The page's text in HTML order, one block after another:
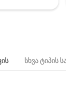
სხვა ტიპის